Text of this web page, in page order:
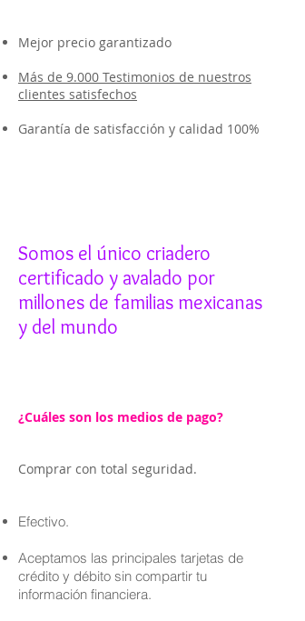
Mejor precio garantizado
Más de 9.000 Testimonios de nuestros
clientes satisfechos
Garantía de satisfacción y calidad 100%
Somos el único criadero
certificado y avalado por
millones de familias mexicanas
y del mundo
¿Cuáles son los medios de pago?
Comprar con total seguridad.
Efectivo.
Aceptamos las principales tarjetas de
crédito y débito sin compartir tu
información financiera.